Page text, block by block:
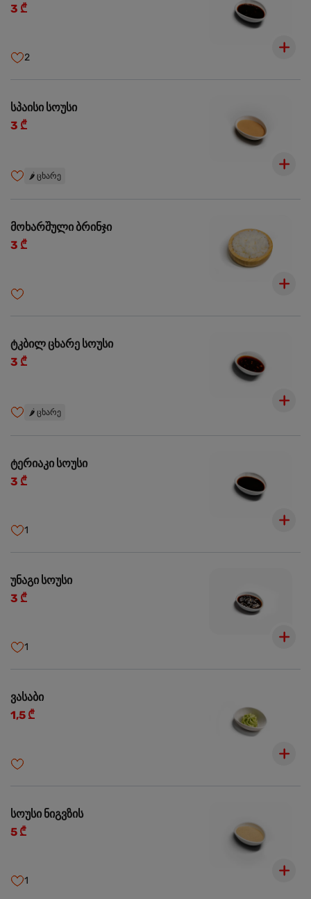
3 ₾
2
სპაისი სოუსი
3 ₾
🌶️ ცხარე
მოხარშული ბრინჯი
3 ₾
ტკბილ ცხარე სოუსი
3 ₾
🌶️ ცხარე
ტერიაკი სოუსი
3 ₾
1
უნაგი სოუსი
3 ₾
1
ვასაბი
1,5 ₾
სოუსი ნიგვზის
5 ₾
1